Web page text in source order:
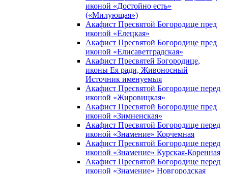
иконой «Достойно есть»
(«Милующая»)
Акафист Пресвятой Богородице пред
иконой «Елецкая»
Акафист Пресвятой Богородице пред
иконой «Елисаветградская»
Акафист Пресвятей Богородице,
иконы Ея ради, Живоносный
Источник именуемыя
Акафист Пресвятой Богородице перед
иконой «Жировицкая»
Акафист Пресвятой Богородице пред
иконой «Зимненская»
Акафист Пресвятой Богородице перед
иконой «Знамение» Корчемная
Акафист Пресвятой Богородице перед
иконой «Знамение» Курская-Коренная
Акафист Пресвятой Богородице перед
иконой «Знамение» Новгородская